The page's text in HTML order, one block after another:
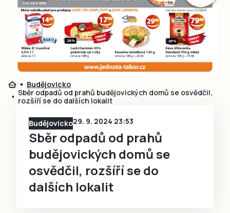
Přihlásit se
Přihlásit se přes Facebook
Ještě nemám účet, chci seRegistrovat
Čtenáři píší
Speciální přílohy
Inzerce
Budějovicko
Sběr odpadů od prahů budějovických domů se osvědčil,
rozšíří se do dalších lokalit
Budějovicko29. 9. 2024 23:53
Sběr odpadů od prahů
budějovických domů se
osvědčil, rozšíří se do
dalších lokalit